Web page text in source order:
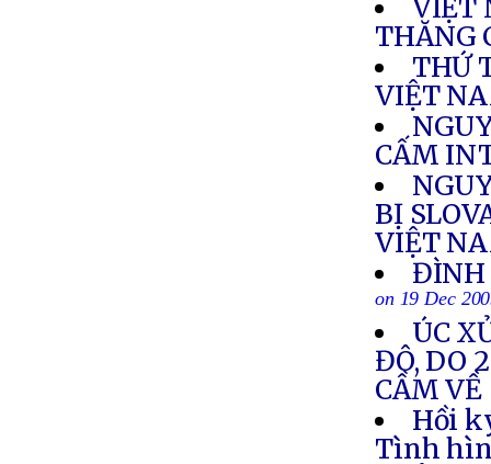
VIỆT
THĂNG
THỨ
VIỆT
CẤM
BỊ
VIỆT
ĐÌNH
on 19 Dec
ÚC
ĐÔ, DO
CẦM VỀ
Hồi
Tình